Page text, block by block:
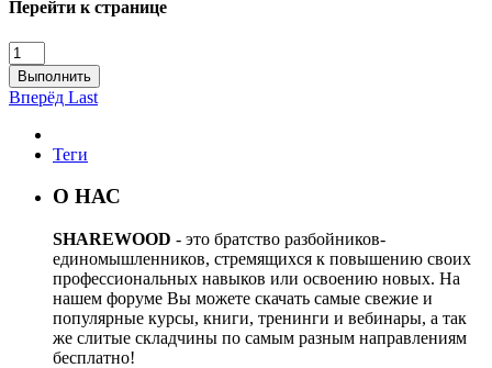
Перейти к странице
Выполнить
Вперёд Last
Теги
О НАС
SHAREWOOD - это братство разбойников-
единомышленников, стремящихся к повышению своих
профессиональных навыков или освоению новых. На
нашем форуме Вы можете скачать самые свежие и
популярные курсы, книги, тренинги и вебинары, а так
же слитые складчины по самым разным направлениям
бесплатно!